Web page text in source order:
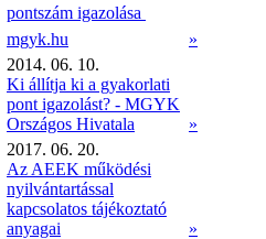
pontszám igazolása 
mgyk.hu
»
2014. 06. 10.
Ki állítja ki a gyakorlati
pont igazolást? - MGYK
Országos Hivatala
»
2017. 06. 20.
Az AEEK működési
nyilvántartással
kapcsolatos tájékoztató
anyagai
»